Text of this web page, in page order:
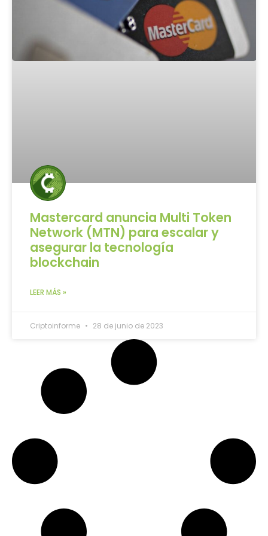
Mastercard anuncia Multi Token
Network (MTN) para escalar y
asegurar la tecnología
blockchain
LEER MÁS »
Criptoinforme 28 de junio de 2023